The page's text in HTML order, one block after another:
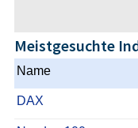
Meistgesuchte
Name
DAX